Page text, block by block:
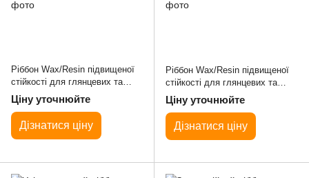
Ріббон Wax/Resin підвищеної
стійкості для глянцевих та
матових поверхонь, зовнішня
намотка – 40 мм × 300 м W4U
220
Ціну уточнюйте
Дізнатися ціну
Ріббон Wax/Resin підвищеної
стійкості для глянцевих та
матових поверхонь, зовнішня
намотка – 40 мм × 300 м W4U
250
Ціну уточнюйте
Дізнатися ціну